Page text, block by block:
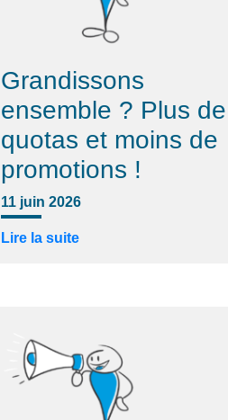
Grandissons
ensemble ? Plus de
quotas et moins de
promotions !
11 juin 2026
Lire la suite